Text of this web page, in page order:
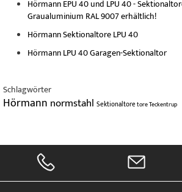
Hörmann EPU 40 und LPU 40 -
Graualuminium RAL 9007 erhältlich!
Hörmann Sektionaltore LPU 40
Hörmann LPU 40 Garagen-Sektionaltor
Schlagwörter
Hörmann normstahl SektionaltoretoreTeckentrup